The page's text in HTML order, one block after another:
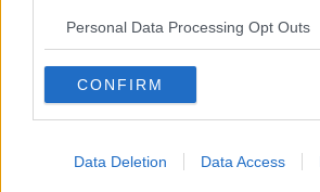
Personal Data Processing Opt Outs
CONFIRM
Data Deletion Data Access
Solitudine
Mercanti nel tempio
Il disprezzo del mondo
Beneficenza
L'inganno
Stanchezza (della guerra)